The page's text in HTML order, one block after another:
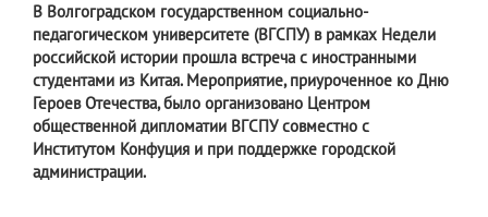
В Волгоградском государственном социально-
педагогическом университете (ВГСПУ) в рамках Недели
российской истории прошла встреча с иностранными
студентами из Китая. Мероприятие, приуроченное ко Дню
Героев Отечества, было организовано Центром
общественной дипломатии ВГСПУ совместно с
Институтом Конфуция и при поддержке городской
администрации.